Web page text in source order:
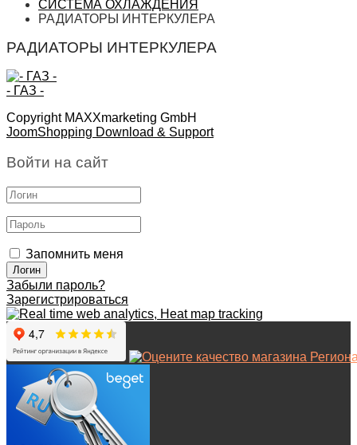
СИСТЕМА ОХЛАЖДЕНИЯ
РАДИАТОРЫ ИНТЕРКУЛЕРА
РАДИАТОРЫ ИНТЕРКУЛЕРА
- ГАЗ -
Copyright MAXXmarketing GmbH
JoomShopping Download & Support
Войти на сайт
Запомнить меня
Забыли пароль?
Зарегистрироваться